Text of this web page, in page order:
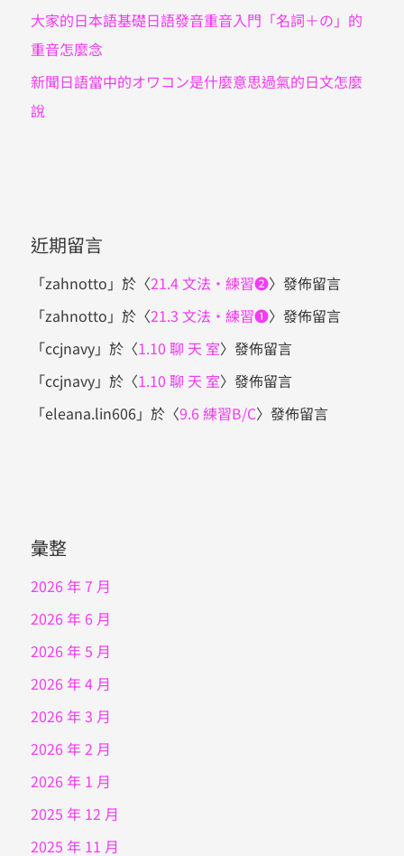
大家的日本語基礎日語發音重音入門「名詞＋の」的
重音怎麼念
新聞日語當中的オワコン是什麼意思過氣的日文怎麼
說
近期留言
「zahnotto 」於〈21.4 文法・練習❷〉發佈留言
「zahnotto 」於〈21.3 文法・練習❶〉發佈留言
「ccjnavy」於〈1.10 聊 天 室〉發佈留言
「ccjnavy」於〈1.10 聊 天 室〉發佈留言
「eleana.lin606」於〈9.6 練習B/C〉發佈留言
彙整
2026 年 7 月
2026 年 6 月
2026 年 5 月
2026 年 4 月
2026 年 3 月
2026 年 2 月
2026 年 1 月
2025 年 12 月
2025 年 11 月